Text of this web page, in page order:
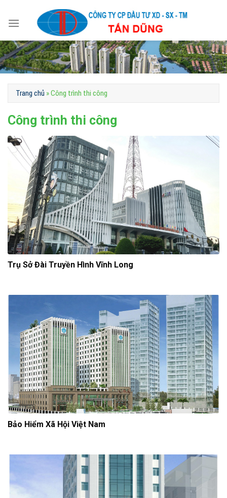
Trang chủ »Công trình thi công
Công trình thi công
Trụ Sở Đài Truyền Hình Vĩnh Long
Bảo Hiểm Xã Hội Việt Nam